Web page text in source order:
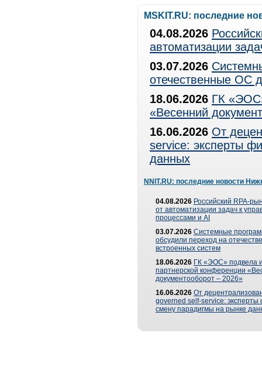
MSKIT.RU: последние
04.08.2026
автоматизации
03.07.2026
отечественные ОС
18.06.2026 ГК
«Весенний
16.06.2026 От
service: эксперты
данных
NNIT.RU: последние новости
04.08.2026 Российский RPA-
от автоматизации задач к
процессами и AI
03.07.2026 Системные
обсудили переход на
встроенных систем
18.06.2026 ГК «ЭОС» подвела
партнерской конференции
документооборот – 2026»
16.06.2026 От
governed self-service: эксперты
смену парадигмы на рынке